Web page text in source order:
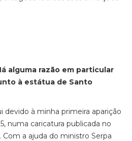
alguma razão em particular
à estátua de Santo
devido à minha primeira aparição
numa caricatura publicada no
. Com a ajuda do ministro Serpa